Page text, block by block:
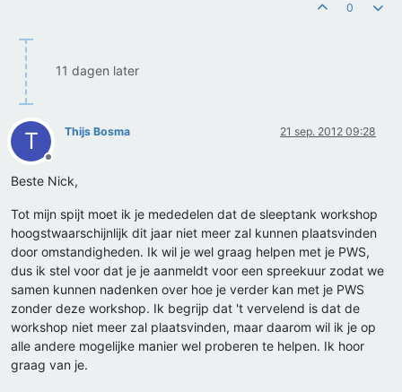
0
11 dagen later
T
Offline
Thijs Bosma 21 sep. 2012 09:28
Beste Nick,
Tot mijn spijt moet ik je mededelen dat de sleeptank workshop
hoogstwaarschijnlijk dit jaar niet meer zal kunnen plaatsvinden
door omstandigheden. Ik wil je wel graag helpen met je PWS,
dus ik stel voor dat je je aanmeldt voor een spreekuur zodat we
samen kunnen nadenken over hoe je verder kan met je PWS
zonder deze workshop. Ik begrijp dat 't vervelend is dat de
workshop niet meer zal plaatsvinden, maar daarom wil ik je op
alle andere mogelijke manier wel proberen te helpen. Ik hoor
graag van je.